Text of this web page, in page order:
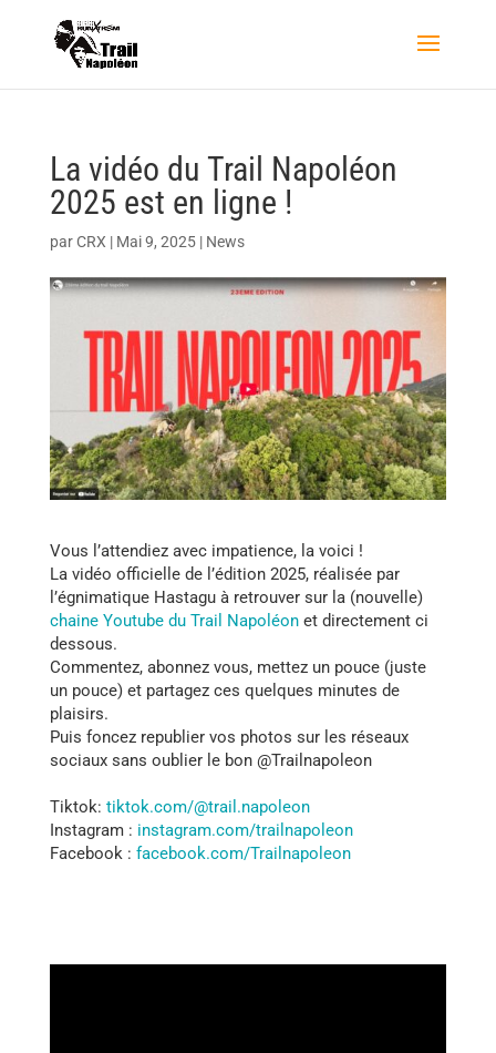
La vidéo du Trail Napoléon
2025 est en ligne !
parCRX | Mai 9, 2025| News
Vous l’attendiez avec impatience, la voici !
La vidéo officielle de l’édition 2025, réalisée par
l’égnimatique Hastagu à retrouver sur la (nouvelle)
chaine Youtube du Trail Napoléonet directement ci
dessous.
Commentez, abonnez vous, mettez un pouce (juste
un pouce) et partagez ces quelques minutes de
plaisirs.
Puis foncez republier vos photos sur les réseaux
sociaux sans oublier le bon @Trailnapoleon
Tiktok: tiktok.com/@trail.napoleon
Instagram : instagram.com/trailnapoleon
Facebook : facebook.com/Trailnapoleon